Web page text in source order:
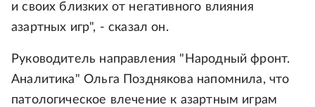
и своих близких от негативного влияния
азартных игр", - сказал он.
Руководитель направления "Народный фронт.
Аналитика" Ольга Позднякова напомнила, что
патологическое влечение к азартным играм